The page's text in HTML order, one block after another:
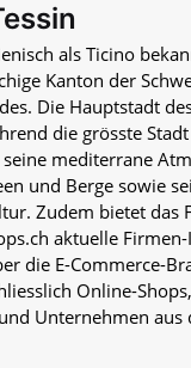
als Ticino
Kanton der
Die Hauptstadt
die grösste
mediterrane
und Berge sowie
Zudem bietet das
aktuelle
die E-Commerce-
Online-
Unternehmen aus